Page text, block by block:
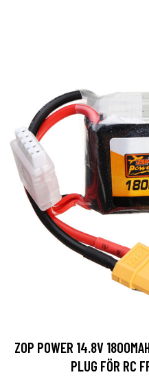
ZOP POWER 14.8V
PLUG FÖR RC